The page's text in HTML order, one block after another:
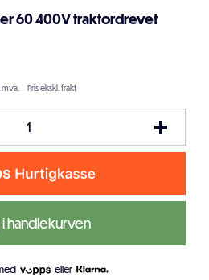
60 400V traktordrevet
Pris ekskl. frakt
handlekurven
eller